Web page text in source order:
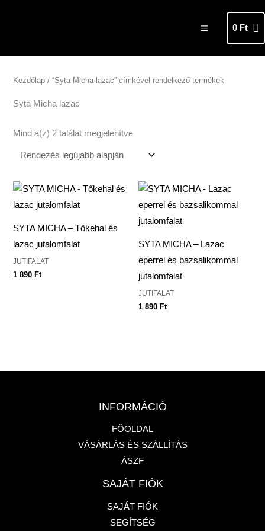
MAIN
MENU
0 Ft
Kezdőlap / “Syta Micha lazac” címkével rendelkező termékek
Syta Micha lazac
Mind a(z) 2 találat megjelenítve
latest
SYTA MICHA – Tőkehal és
lazac jutalomfalat
JUTIFALAT
1 890 Ft
SYTA MICHA – Lazac
eperrel és bazsalikommal
jutalomfalat
JUTIFALAT
1 890 Ft
INFORMÁCIÓ
FŐOLDAL
VÁSÁRLÁS ÉS SZÁLLÍTÁS
ÁSZF
SAJÁT FIÓK
SAJÁT FIÓK
SEGÍTSÉG